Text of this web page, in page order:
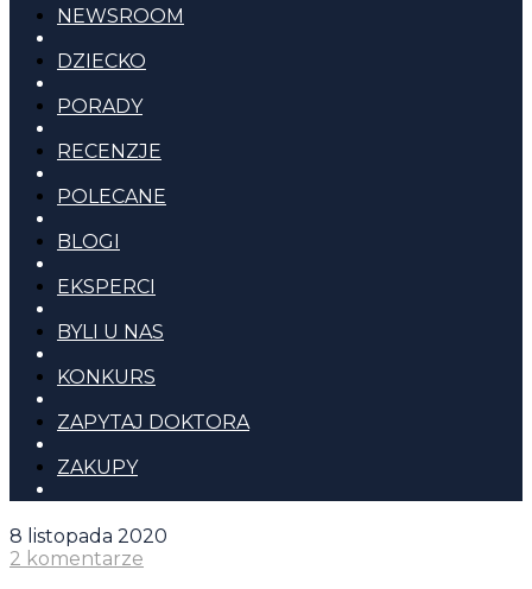
NEWSROOM
DZIECKO
PORADY
RECENZJE
POLECANE
BLOGI
EKSPERCI
BYLI U NAS
KONKURS
ZAPYTAJ DOKTORA
ZAKUPY
8 listopada 2020
2 komentarze